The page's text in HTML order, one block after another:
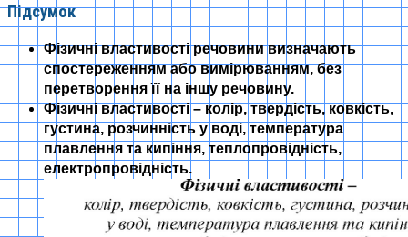
Підсумок
Фізичні властивості речовини визначають
спостереженням або вимірюванням, без
перетворення її на іншу речовину.
Фізичні властивості – колір, твердість, ковкість,
густина, розчинність у воді, температура
плавлення та кипіння, теплопровідність,
електропровідність.